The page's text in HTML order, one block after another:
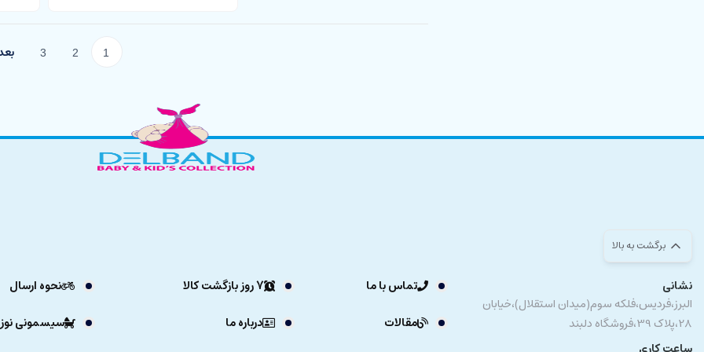
1
2
3
برگشت به بالا
نشانی
البرز،فردیس،فلکه سوم(میدان استقلال)،خیابان
28،پلاک 39،فروشگاه دلبند
تماس با ما 7 روز بازگشت کالا
نحوه ارسال
مقالات
درباره ما
سیسمونی